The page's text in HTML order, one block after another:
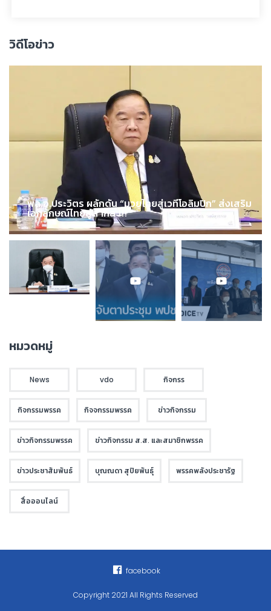
วิดีโอข่าว
พล.อ.ประวิตร ผลักดัน “มวยไทยสู่เวทีโอลิมปิก” ส่งเสริม
เอกลักษณ์ไทยสู่สากล !!!
หมวดหมู่
News vdo กิจกรร
กิจกรรมพรรค กิจจกรรมพรรค ข่าวกิจกรรม
ข่าวกิจกรรมพรรค ข่าวกิจกรรม ส.ส. และสมาชิกพรรค
ข่าวประชาสัมพันธ์ บุณณดา สุปิยพันธุ์ พรรคพลังประชารัฐ
สื่อออนไลน์
facebook
Copyright 2021 All Rights Reserved